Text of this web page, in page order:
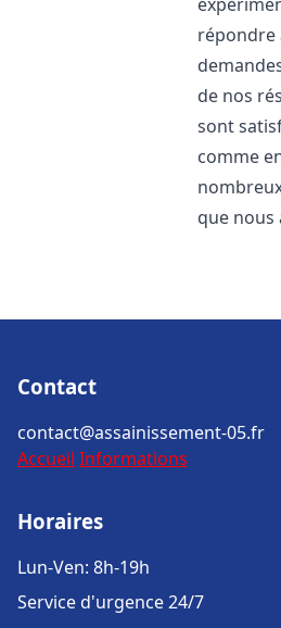
répondre
de nos
sont
comme
que nous
Contact
contact@assainissement-05.fr
Accueil Informations
Horaires
Lun-Ven: 8h-19h
Service d'urgence 24/7